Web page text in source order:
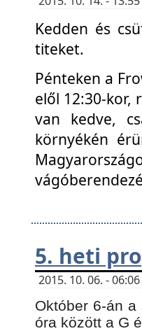
Kedden és
titeket.
Pénteken a
elől 12:30-kor,
van kedve,
környékén
5. heti
2015. 10. 06. -
Október 6-án
óra között a G